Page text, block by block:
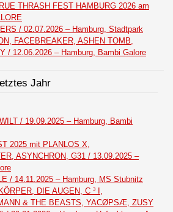
THRASH FEST HAMBURG 2026 am
/ 02.07.2026 – Hamburg, Stadtpark
FACEBREAKER, ASHEN TOMB,
/ 12.06.2026 – Hamburg, Bambi Galore
Jahr
/ 19.09.2025 – Hamburg, Bambi
2025 mit PLANLOS X,
ASYNCHRON, G31 / 13.09.2025 –
/ 14.11.2025 – Hamburg, MS Stubnitz
DIE AUGEN, C ³ I,
& THE BEASTS, YACØPSÆ, ZUSY